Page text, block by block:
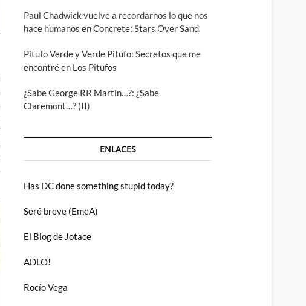
Paul Chadwick vuelve a recordarnos lo que nos
hace humanos en Concrete: Stars Over Sand
Pitufo Verde y Verde Pitufo: Secretos que me
encontré en Los Pitufos
¿Sabe George RR Martin…?: ¿Sabe
Claremont…? (II)
ENLACES
Has DC done something stupid today?
Seré breve (EmeA)
El Blog de Jotace
ADLO!
Rocío Vega